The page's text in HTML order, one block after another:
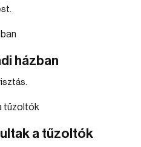
házban
a tűzoltók